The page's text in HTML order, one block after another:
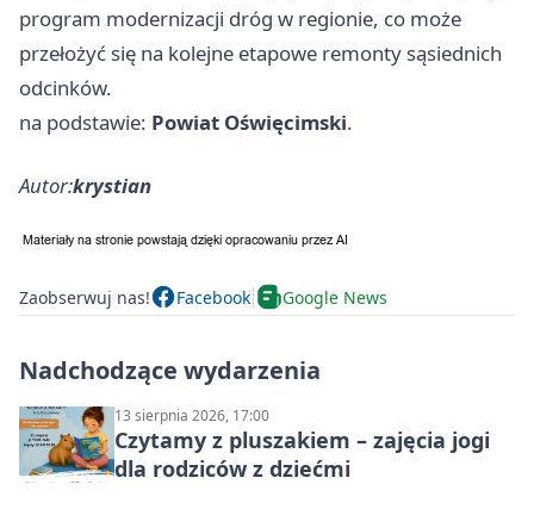
program modernizacji dróg w regionie, co może
przełożyć się na kolejne etapowe remonty sąsiednich
odcinków.
na podstawie: Powiat Oświęcimski.
Autor:krystian
Zaobserwuj nas! Facebook Google News
Nadchodzące wydarzenia
13 sierpnia 2026, 17:00
Czytamy z pluszakiem – zajęcia jogi
dla rodziców z dziećmi